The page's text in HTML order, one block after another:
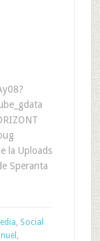
la Uploads
Speranta
, Social
,